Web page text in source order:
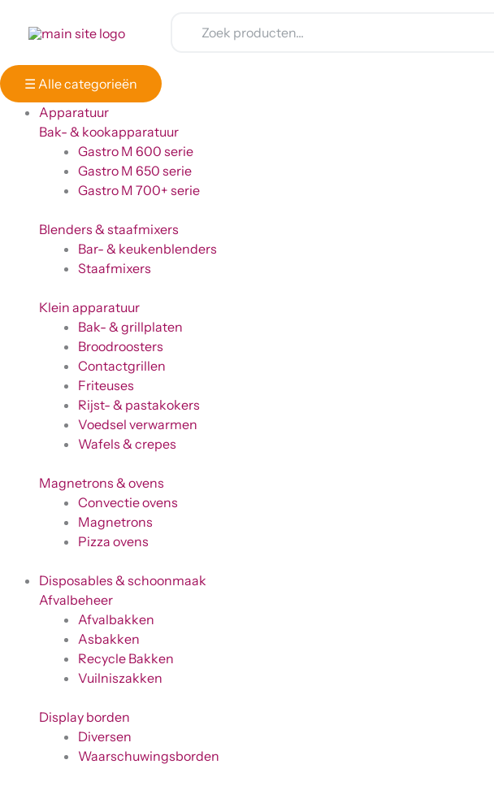
inhoud
☰ Alle categorieën
Apparatuur
Bak- & kookapparatuur
Gastro M 600 serie
Gastro M 650 serie
Gastro M 700+ serie
Blenders & staafmixers
Bar- & keukenblenders
Staafmixers
Klein apparatuur
Bak- & grillplaten
Broodroosters
Contactgrillen
Friteuses
Rijst- & pastakokers
Voedsel verwarmen
Wafels & crepes
Magnetrons & ovens
Convectie ovens
Magnetrons
Pizza ovens
Disposables & schoonmaak
Afvalbeheer
Afvalbakken
Asbakken
Recycle Bakken
Vuilniszakken
Display borden
Diversen
Waarschuwingsborden
Totaal: